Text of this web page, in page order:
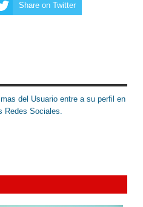
Share on Twitter
del Usuario entre a su perfil en
Redes Sociales.